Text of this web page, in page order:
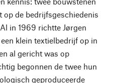
op de bedrijfsgeschiedenis
in 1969 richtte Jørgen
klein textielbedrijf op in
al gericht was op
begonnen de twee hun
geproduceerde